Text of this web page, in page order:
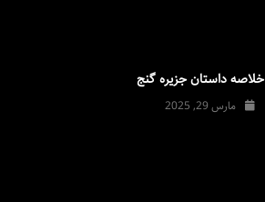
خلاصه داستان جزیره گنج
مارس 29, 2025